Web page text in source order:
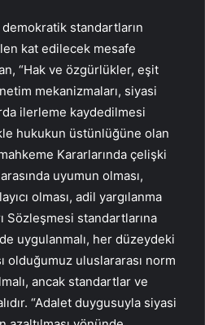
standartların
kat edilecek mesafe
“Hak ve özgürlükler, eşit
mekanizmaları, siyasi
ilerleme kaydedilmesi
hukukun üstünlüğüne olan
Kararlarında çelişki
uyumun olması,
olması, adil yargılanma
Sözleşmesi standartlarına
uygulanmalı, her düzeydeki
olduğumuz uluslararası norm
ancak standartlar ve
“Adalet duygusuyla siyasi